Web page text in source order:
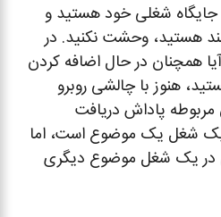
جایگاه شغلی خود هستید و
هستید، وحشت نکنید. در
همچنان در حال اضافه کردن
هنوز با چالشی روبرو
پاداش دریافت
شغل یک موضوع است، اما
یک شغل موضوع دیگری